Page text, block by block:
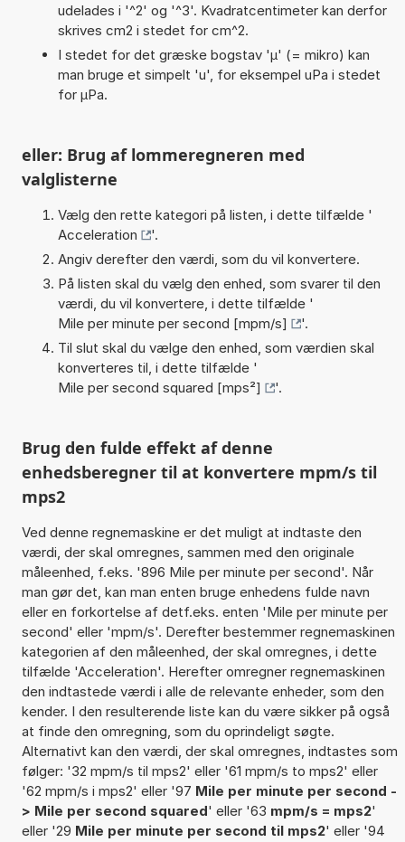
udelades i '^2' og '^3'. Kvadratcentimeter kan derfor
skrives cm2 i stedet for cm^2.
I stedet for det græske bogstav 'µ' (= mikro) kan
man bruge et simpelt 'u', for eksempel uPa i stedet
for µPa.
eller: Brug af lommeregneren med
valglisterne
Vælg den rette kategori på listen, i dette tilfælde '
Acceleration
'.
Angiv derefter den værdi, som du vil konvertere.
På listen skal du vælg den enhed, som svarer til den
værdi, du vil konvertere, i dette tilfælde '
Mile per minute per second [mpm/s]
'.
Til slut skal du vælge den enhed, som værdien skal
konverteres til, i dette tilfælde '
Mile per second squared [mps²]
'.
Brug den fulde effekt af denne
enhedsberegner til at konvertere mpm/s til
mps2
Ved denne regnemaskine er det muligt at indtaste den
værdi, der skal omregnes, sammen med den originale
måleenhed, f.eks. '896 Mile per minute per second'. Når
man gør det, kan man enten bruge enhedens fulde navn
eller en forkortelse af detf.eks. enten 'Mile per minute per
second' eller 'mpm/s'. Derefter bestemmer regnemaskinen
kategorien af den måleenhed, der skal omregnes, i dette
tilfælde 'Acceleration'. Herefter omregner regnemaskinen
den indtastede værdi i alle de relevante enheder, som den
kender. I den resulterende liste kan du være sikker på også
at finde den omregning, som du oprindeligt søgte.
Alternativt kan den værdi, der skal omregnes, indtastes som
følger: '32 mpm/s til mps2' eller '61 mpm/s to mps2' eller
'62 mpm/s i mps2' eller '97 Mile per minute per second -
> Mile per second squared' eller '63 mpm/s = mps2'
eller '29 Mile per minute per second til mps2' eller '94